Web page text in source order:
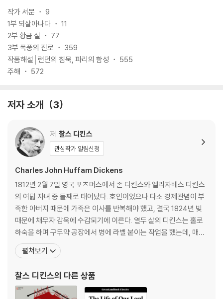
작가 서문 ・ 9
1부 되살아나다 ・ 11
2부 황금 실 ・ 77
3부 폭풍의 진로 ・ 359
작품해설│런던의 침묵, 파리의 함성 ・ 555
주해 ・ 572
저자 소개 3
저 찰스 디킨스
관심작가 알림신청
Charles John Huffam Dickens
1812년 2월 7일 영국 포츠머스에서 존 디킨스와 엘리자베스 디킨스
의 여덟 자녀 중 둘째로 태어났다. 호인이었으나 다소 경제관념이 부
족한 아버지 때문에 가족은 이사를 반복해야 했고, 결국 1824년 빚
때문에 채무자 감옥에 수감되기에 이른다. 열두 살의 디킨스는 홀로
하숙을 하며 구두약 공장에서 병에 라벨 붙이는 작업을 했는데, 매일
10시간씩 일하며 주당 6실링을 받았던 이때의 혹독한 경험은 후일
여러 작품의 토대가 되었다. 집안 형편으로 결국 학교를 그만두고 속
33년 『먼슬리 매거진』에 첫 단편 「
펼쳐보기
찰스 디킨스의 다른 상품